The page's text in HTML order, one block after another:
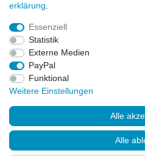
© Copyright 2026. LAXARA
erklärung
Essenziell
Statistik
Externe Medien
PayPal
Funktional
Weitere Einstellungen
Alle
Alle